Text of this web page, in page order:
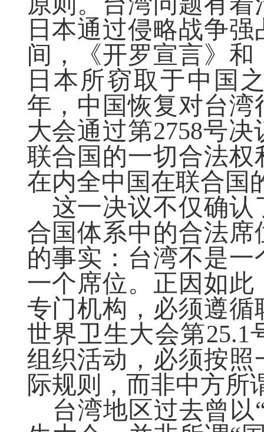
日本通过侵略战争
间，《开罗宣言》
日本所窃取于中国
年，中国恢复对台湾
大会通过第2758号
联合国的一切合法
在内全中国在联合国
这一决议不仅确
合国体系中的合法
的事实：台湾不是
一个席位。正因如
专门机构，必须遵循
世界卫生大会第25.1
组织活动，必须按
际规则，而非中方所
台湾地区过去曾以